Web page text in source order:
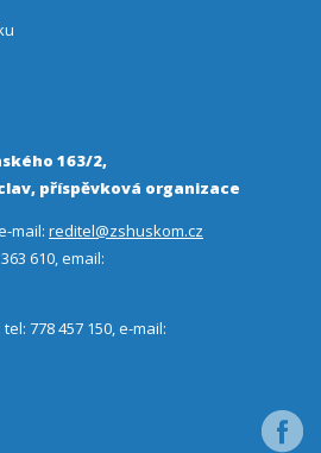
163/2,
příspěvková organizace
mail: reditel@zshuskom.cz
610, email:
tel: 778 457 150, e-mail: